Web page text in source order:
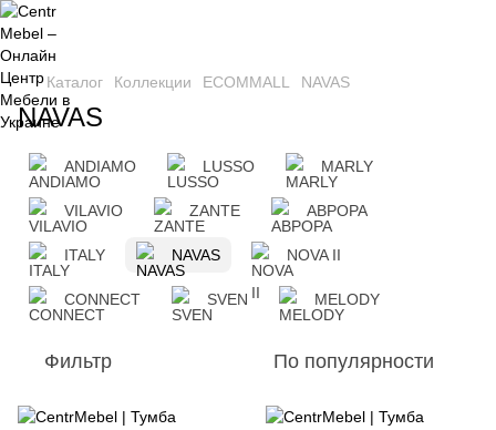
Каталог Коллекции ECOMMALL NAVAS
NAVAS
ANDIAMO LUSSO MARLY
VILAVIO ZANTE АВРОРА
ITALY NAVAS NOVA II
CONNECT SVEN MELODY
Фильтр По популярности